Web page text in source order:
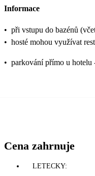
Informace
• při vstupu do bazénů
• hosté mohou využívat
• parkování přímo u hotelu
Cena zahrnuje
LETECKY: